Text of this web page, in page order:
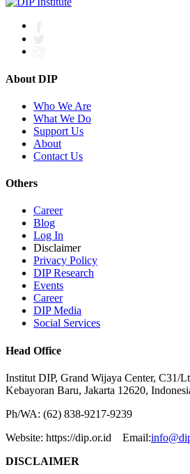
About DIP
Who We Are
What We Do
Support Us
About
Contact Us
Others
Career
Blog
Log In
Disclaimer
Privacy Policy
DIP Research
Events
Career
DIP Media
Social Services
Head Office
Institut DIP, Grand Wijaya Center, C31/
Kebayoran Baru, Jakarta 12620,
Ph/WA: (62) 838-9217-9239
Website: https://dip.or.id Email:
DISCLAIMER